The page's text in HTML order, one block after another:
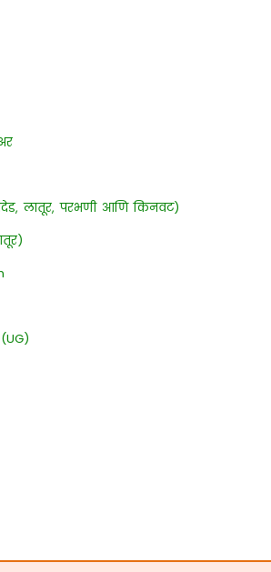
लातूर, परभणी आणि किनवट)